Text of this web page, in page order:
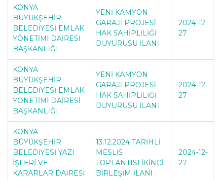
KONYA
BÜYÜKŞEHİR
BELEDİYESİ EMLAK
YÖNETİMİ DAİRESİ
BAŞKANLIĞI
YENİ KAMYON
GARAJI PROJESİ
HAK SAHİPLİLİĞİ
DUYURUSU İLANI
2024-12-
27
KONYA
BÜYÜKŞEHİR
BELEDİYESİ EMLAK
YÖNETİMİ DAİRESİ
BAŞKANLIĞI
YENİ KAMYON
GARAJI PROJESİ
HAK SAHİPLİLİĞİ
DUYURUSU İLANI
2024-12-
27
KONYA
BÜYÜKŞEHİR
BELEDİYESİ YAZI
İŞLERİ VE
KARARLAR DAİRESİ
13.12.2024 TARİHLİ
MESLİS
TOPLANTISI İKİNCİ
BİRLEŞİM İLANI
2024-12-
27